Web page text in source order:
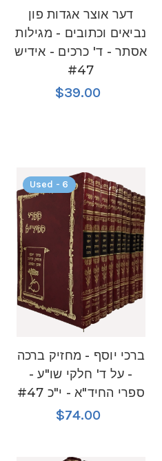
דער אוצר אגדות פון
נביאים וכתובים - מגילות
אסתר - ד' כרכים - אידיש
#47
$39.00
Used - 6
ברכי יוסף - מחזיק ברכה
- על ד' חלקי שו"ע -
ספרי החיד"א - י"כ #47
$74.00